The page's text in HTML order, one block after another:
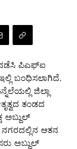
ಪಿಎಫ್‌ಐ
ಇಲ್ಲಿ ಬಂಧಿಸಲಾಗಿದೆ.
ಜಿಲ್ಲಾ
ತಂಡದ
ಅಬ್ದುಲ್
ನಗರದಲ್ಲಿನ ಆತನ
ಅಬ್ದುಲ್